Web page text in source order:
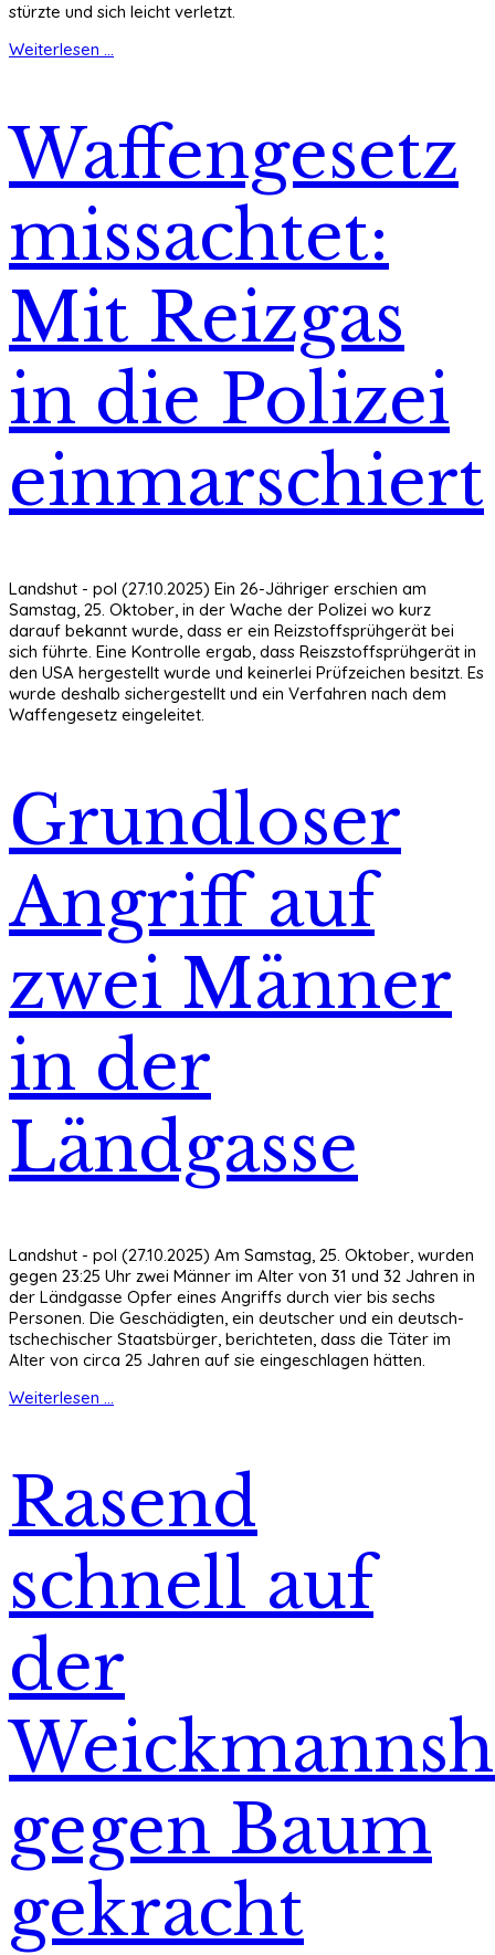
stürzte und sich leicht verletzt.
Weiterlesen ...
Waffengesetz
missachtet:
Mit Reizgas
in die Polizei
einmarschiert
Landshut - pol (27.10.2025) Ein 26-Jähriger erschien am
Samstag, 25. Oktober, in der Wache der Polizei wo kurz
darauf bekannt wurde, dass er ein Reizstoffsprühgerät bei
sich führte. Eine Kontrolle ergab, dass Reiszstoffsprühgerät in
den USA hergestellt wurde und keinerlei Prüfzeichen besitzt. Es
wurde deshalb sichergestellt und ein Verfahren nach dem
Waffengesetz eingeleitet.
Grundloser
Angriff auf
zwei Männer
in der
Ländgasse
Landshut - pol (27.10.2025) Am Samstag, 25. Oktober, wurden
gegen 23:25 Uhr zwei Männer im Alter von 31 und 32 Jahren in
der Ländgasse Opfer eines Angriffs durch vier bis sechs
Personen. Die Geschädigten, ein deutscher und ein deutsch-
tschechischer Staatsbürger, berichteten, dass die Täter im
Alter von circa 25 Jahren auf sie eingeschlagen hätten.
Weiterlesen ...
Rasend
schnell auf
der
gegen Baum
gekracht